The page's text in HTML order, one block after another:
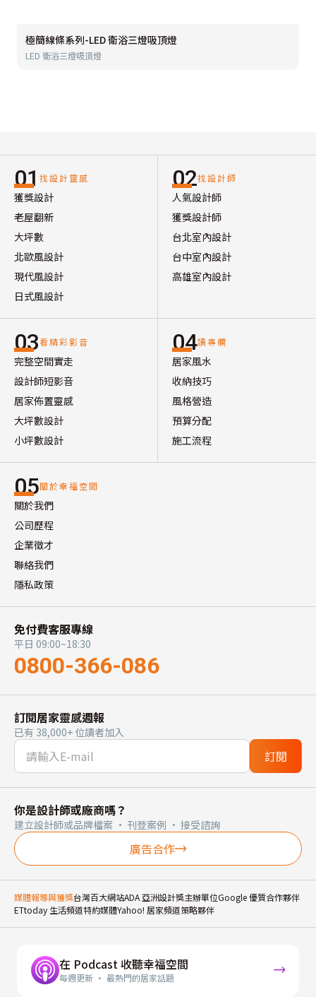
極簡線條系列-LED 衛浴三燈吸頂燈
LED 衛浴三燈吸頂燈
01 找設計靈感
獲獎設計
老屋翻新
大坪數
北歐風設計
現代風設計
日式風設計
02找設計師
人氣設計師
獲獎設計師
台北室內設計
台中室內設計
高雄室內設計
03看精彩影音
完整空間實走
設計師短影音
居家佈置靈感
大坪數設計
小坪數設計
04讀專欄
居家風水
收納技巧
風格營造
預算分配
施工流程
05關於幸福空間
關於我們
公司歷程
企業徵才
聯絡我們
隱私政策
免付費客服專線
平日 09:00~18:30
0800-366-086
訂閱居家靈感週報
已有 38,000+ 位讀者加入
訂閱
你是設計師或廠商嗎？
建立設計師或品牌檔案 · 刊登案例 · 接受諮詢
廣告合作
媒體報導與獲獎台灣百大網站ADA 亞洲設計獎主辦單位Google 優質合作夥伴
ETtoday 生活頻道特約媒體Yahoo! 居家頻道策略夥伴
在 Podcast 收聽幸福空間
每週更新 · 最熱門的居家話題